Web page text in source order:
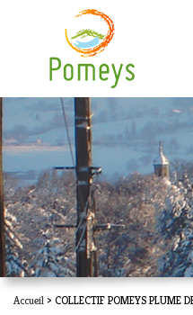
Accueil > COLLECTIF POMEYS PLUME